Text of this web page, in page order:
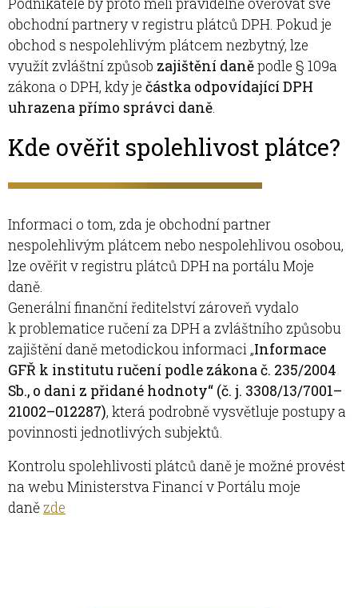
obchodní partnery v registru plátců DPH. Pokud je
obchod s nespolehlivým plátcem nezbytný, lze
využít zvláštní způsob zajištění daněpodle § 109a
zákona o DPH, kdy je částka odpovídající DPH
uhrazena přímo správci daně.
Kde ověřit spolehlivost plátce?
Informaci o tom, zda je obchodní partner
nespolehlivým plátcem nebo nespolehlivou osobou,
lze ověřit v registru plátců DPH na portálu Moje
daně.
Generální finanční ředitelství zároveň vydalo
k problematice ručení za DPH a zvláštního způsobu
zajištění daně metodickou informaci „Informace
GFŘ k institutu ručení podle zákona č. 235/2004
Sb., o dani z přidané hodnoty“ (č. j. 3308/13/7001–
21002–012287), která podrobně vysvětluje postupy a
povinnosti jednotlivých subjektů.
Kontrolu spolehlivosti plátců daně je možné provést
na webu Ministerstva Financí v Portálu moje
daně zde